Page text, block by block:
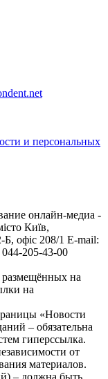
и персональных
онлайн-медиа -
Київ,
офіс 208/1 E-mail:
205-43-00
на
на
«Новости
– обязательна
гиперссылка.
от
материалов.
– должна быть